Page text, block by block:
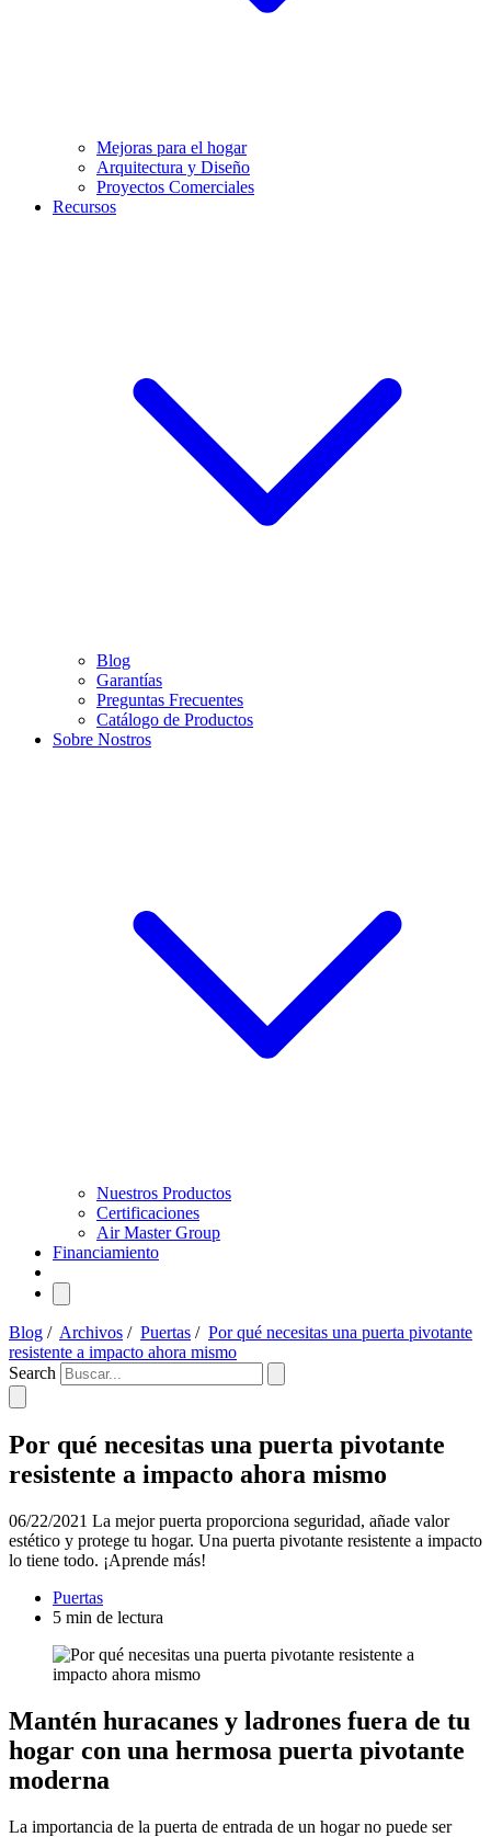
Mejoras para el hogar
Arquitectura y Diseño
Proyectos Comerciales
Recursos
Blog
Garantías
Preguntas Frecuentes
Catálogo de Productos
Sobre Nostros
Nuestros Productos
Certificaciones
Air Master Group
Financiamiento
Blog / Archivos / Puertas / Por qué necesitas una puerta pivotante
resistente a impacto ahora mismo
Search
Por qué necesitas una puerta pivotante
resistente a impacto ahora mismo
06/22/2021 La mejor puerta proporciona seguridad, añade valor
estético y protege tu hogar. Una puerta pivotante resistente a impacto
lo tiene todo. ¡Aprende más!
Puertas
5 min de lectura
Mantén huracanes y ladrones fuera de tu
hogar con una hermosa puerta pivotante
moderna
La importancia de la puerta de entrada de un hogar no puede ser